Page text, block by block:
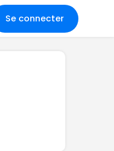
Se connecter